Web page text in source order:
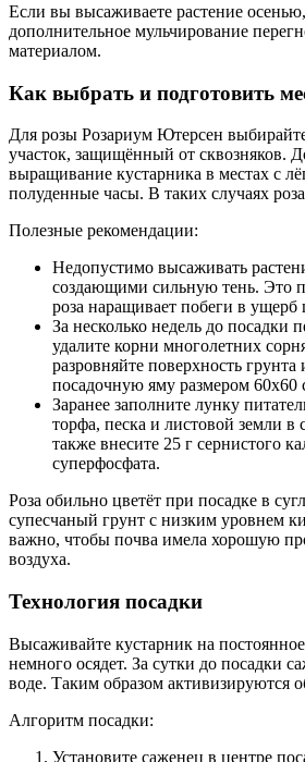
Если вы высаживаете растение
дополнительное мульчирование
материалом.
Как выбрать и подготовить
Для розы Розариум Ютерсен
участок, защищённый от сквозняков.
выращивание кустарника в местах с
полуденные часы. В таких случаях
Полезные рекомендации:
Недопустимо высаживать
создающими сильную тень. Это
роза наращивает побеги в ущерб
За несколько недель до посадки
удалите корни многолетних
разровняйте поверхность грунта
посадочную яму размером 60х60
Заранее заполните лунку
торфа, песка и листовой земли в
также внесите 25 г сернистого
суперфосфата.
Роза обильно цветёт при посадке в
супесчаный грунт с низким уровнем
важно, чтобы почва имела хорошую
воздуха.
Технология посадки
Высаживайте кустарник на
немного осядет. За сутки до посадки
воде. Таким образом активизируются
Алгоритм посадки:
Установите саженец в центре